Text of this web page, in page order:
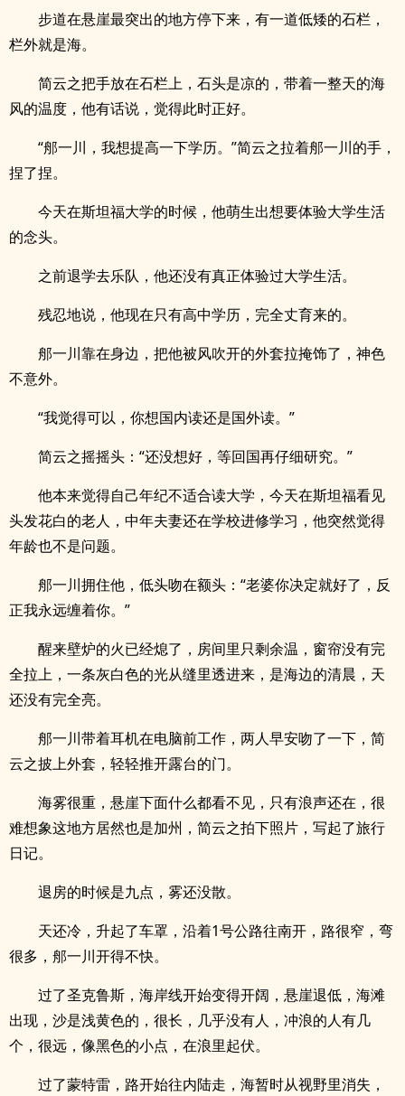
步道在悬崖最突出的地方停下来，有一道低矮的石栏，
栏外就是海。
简云之把手放在石栏上，石头是凉的，带着一整天的海
风的温度，他有话说，觉得此时正好。
“郍一川，我想提高一下学历。”简云之拉着郍一川的手，
捏了捏。
今天在斯坦福大学的时候，他萌生出想要体验大学生活
的念头。
之前退学去乐队，他还没有真正体验过大学生活。
残忍地说，他现在只有高中学历，完全丈育来的。
郍一川靠在身边，把他被风吹开的外套拉掩饰了，神色
不意外。
“我觉得可以，你想国内读还是国外读。”
简云之摇摇头：“还没想好，等回国再仔细研究。”
他本来觉得自己年纪不适合读大学，今天在斯坦福看见
头发花白的老人，中年夫妻还在学校进修学习，他突然觉得
年龄也不是问题。
郍一川拥住他，低头吻在额头：“老婆你决定就好了，反
正我永远缠着你。”
醒来壁炉的火已经熄了，房间里只剩余温，窗帘没有完
全拉上，一条灰白色的光从缝里透进来，是海边的清晨，天
还没有完全亮。
郍一川带着耳机在电脑前工作，两人早安吻了一下，简
云之披上外套，轻轻推开露台的门。
海雾很重，悬崖下面什么都看不见，只有浪声还在，很
难想象这地方居然也是加州，简云之拍下照片，写起了旅行
日记。
退房的时候是九点，雾还没散。
天还冷，升起了车罩，沿着1号公路往南开，路很窄，弯
很多，郍一川开得不快。
过了圣克鲁斯，海岸线开始变得开阔，悬崖退低，海滩
出现，沙是浅黄色的，很长，几乎没有人，冲浪的人有几
个，很远，像黑色的小点，在浪里起伏。
过了蒙特雷，路开始往内陆走，海暂时从视野里消失，